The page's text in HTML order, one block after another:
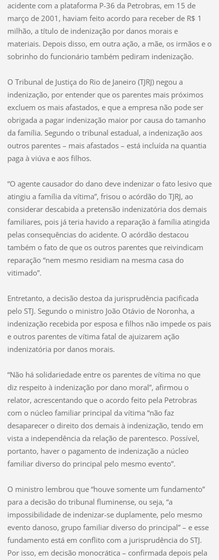
acidente com a plataforma P-36 da Petrobras, em 15 de
março de 2001, haviam feito acordo para receber de R$ 1
milhão, a título de indenização por danos morais e
materiais. Depois disso, em outra ação, a mãe, os irmãos e o
sobrinho do funcionário também pediram indenização.
O Tribunal de Justiça do Rio de Janeiro (TJRJ) negou a
indenização, por entender que os parentes mais próximos
excluem os mais afastados, e que a empresa não pode ser
obrigada a pagar indenização maior por causa do tamanho
da família. Segundo o tribunal estadual, a indenização aos
outros parentes – mais afastados – está incluída na quantia
paga à viúva e aos filhos.
“O agente causador do dano deve indenizar o fato lesivo que
atingiu a família da vítima”, frisou o acórdão do TJRJ, ao
considerar descabida a pretensão indenizatória dos demais
familiares, pois já teria havido a reparação à família atingida
pelas consequências do acidente. O acórdão destacou
também o fato de que os outros parentes que reivindicam
reparação “nem mesmo residiam na mesma casa do
vitimado”.
Entretanto, a decisão destoa da jurisprudência pacificada
pelo STJ. Segundo o ministro João Otávio de Noronha, a
indenização recebida por esposa e filhos não impede os pais
e outros parentes de vítima fatal de ajuizarem ação
indenizatória por danos morais.
“Não há solidariedade entre os parentes de vítima no que
diz respeito à indenização por dano moral”, afirmou o
relator, acrescentando que o acordo feito pela Petrobras
com o núcleo familiar principal da vítima “não faz
desaparecer o direito dos demais à indenização, tendo em
vista a independência da relação de parentesco. Possível,
portanto, haver o pagamento de indenização a núcleo
familiar diverso do principal pelo mesmo evento”.
O ministro lembrou que “houve somente um fundamento”
para a decisão do tribunal fluminense, ou seja, “a
impossibilidade de indenizar-se duplamente, pelo mesmo
evento danoso, grupo familiar diverso do principal” – e esse
fundamento está em conflito com a jurisprudência do STJ.
Por isso, em decisão monocrática – confirmada depois pela